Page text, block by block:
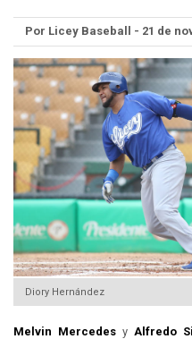
Por Licey Baseball - 21 de
Diory Hernández
Melvin Mercedesy Alfredo